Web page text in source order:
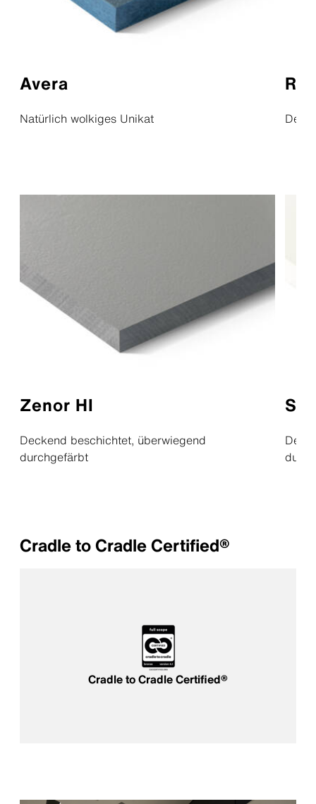
Avera
Natürlich wolkiges Unikat
Zenor HI
Deckend beschichtet, überwiegend
durchgefärbt
Cradle to Cradle Certified®
Cradle to Cradle Certified®